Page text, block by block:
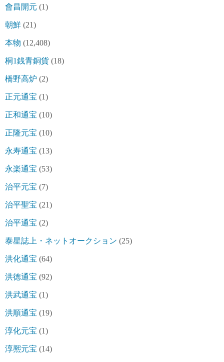
會昌開元 (1)
朝鮮 (21)
本物 (12,408)
桐1銭青銅貨 (18)
橋野高炉 (2)
正元通宝 (1)
正和通宝 (10)
正隆元宝 (10)
永寿通宝 (13)
永楽通宝 (53)
治平元宝 (7)
治平聖宝 (21)
治平通宝 (2)
泰星誌上・ネットオークション (25)
洪化通宝 (64)
洪徳通宝 (92)
洪武通宝 (1)
洪順通宝 (19)
淳化元宝 (1)
淳熈元宝 (14)